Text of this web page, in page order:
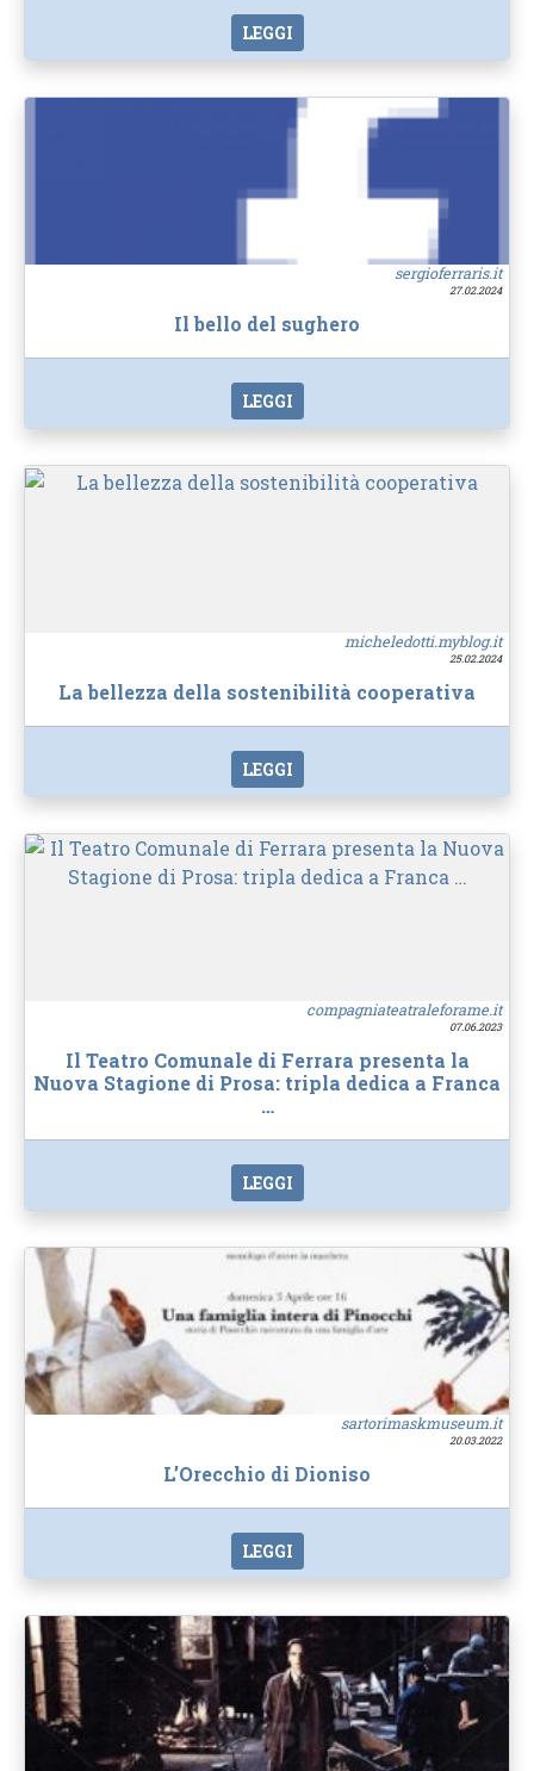
LEGGI
sergioferraris.it
27.02.2024
Il bello del sughero
LEGGI
micheledotti.myblog.it
25.02.2024
La bellezza della sostenibilità cooperativa
LEGGI
compagniateatraleforame.it
07.06.2023
Il Teatro Comunale di Ferrara presenta la
Nuova Stagione di Prosa: tripla dedica a Franca
…
LEGGI
sartorimaskmuseum.it
20.03.2022
L’Orecchio di Dioniso
LEGGI